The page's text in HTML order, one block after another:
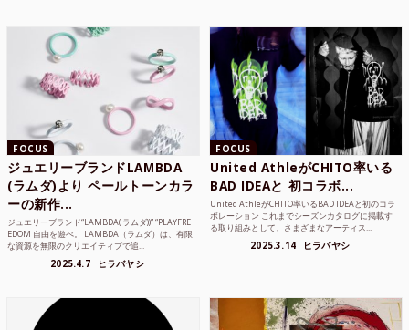
FOCUS
ジュエリーブランドLAMBDA
(ラムダ)より ペールトーンカラ
ーの新作...
ジュエリーブランド“LAMBDA( ラムダ))” “PLAYFRE
EDOM 自由を遊べ。 LAMBDA（ラムダ）は、有限
な資源を無限のクリエイティブで追...
2025.4.7 ヒラバヤシ
FOCUS
United AthleがCHITO率いる
BAD IDEAと 初コラボ...
United AthleがCHITO率いるBAD IDEAと初のコラ
ボレーション これまでシーズンカタログに掲載す
る取り組みとして、さまざまなアーティス...
2025.3.14 ヒラバヤシ